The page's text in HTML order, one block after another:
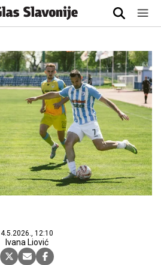
4.5.2026., 12:10
Ivana Liović